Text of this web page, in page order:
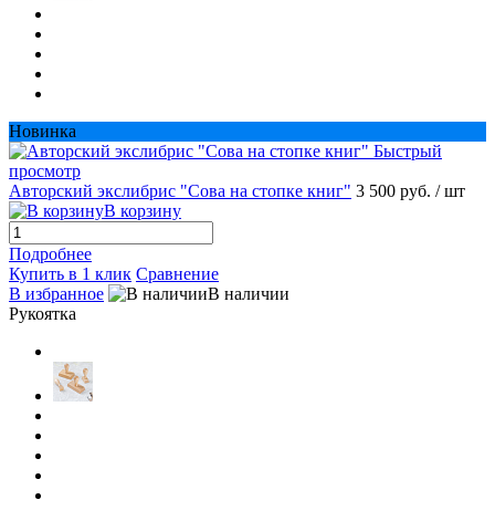
Новинка
Быстрый
просмотр
Авторский экслибрис "Сова на стопке книг" 3 500 руб. / шт
В корзину
Подробнее
Купить в 1 клик Сравнение
В избранное
В наличии
Рукоятка